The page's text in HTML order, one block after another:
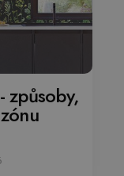
způsoby,